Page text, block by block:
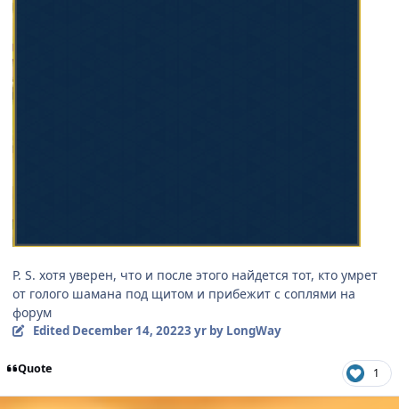
P. S. хотя уверен, что и после этого найдется тот, кто умрет
от голого шамана под щитом и прибежит с соплями на
форум
Edited December 14, 20223 yrby LongWay
Quote 1